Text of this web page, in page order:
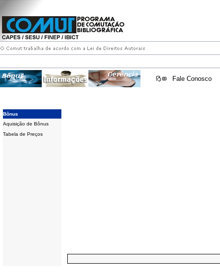
Fale Conosco
Bônus
Aquisição de Bônus
Tabela de Preços